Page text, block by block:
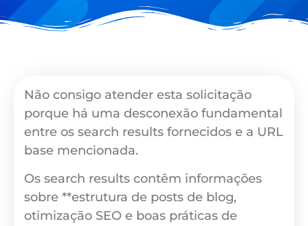
Não consigo atender esta solicitação
porque há uma desconexão fundamental
entre os search results fornecidos e a URL
base mencionada.
Os search results contêm informações
sobre **estrutura de posts de blog,
otimização SEO e boas práticas de